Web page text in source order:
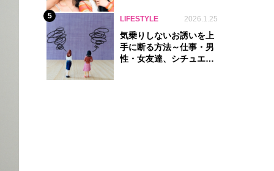
5 LIFESTYLE 2026.1.25
気乗りしないお誘いを上
手に断る方法～仕事・男
性・女友達、シチュエー